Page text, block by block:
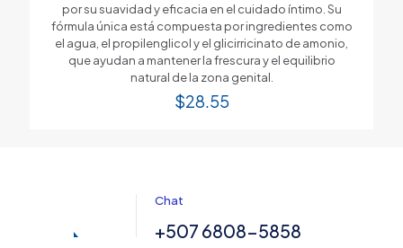
por su suavidad y eficacia en el cuidado íntimo. Su
fórmula única está compuesta por ingredientes como
el agua, el propilenglicol y el glicirricinato de amonio,
que ayudan a mantener la frescura y el equilibrio
natural de la zona genital.
$28.55
Chat
+507 6808-5858